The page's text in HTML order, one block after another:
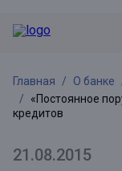
Главная О банке
«Постоянное
кредитов
21.08.2015